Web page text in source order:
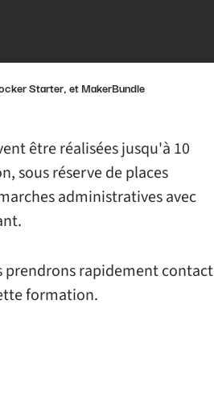
Starter, et MakerBundle
être réalisées jusqu'à 10
sous réserve de places
administratives avec
prendrons rapidement contact
formation.